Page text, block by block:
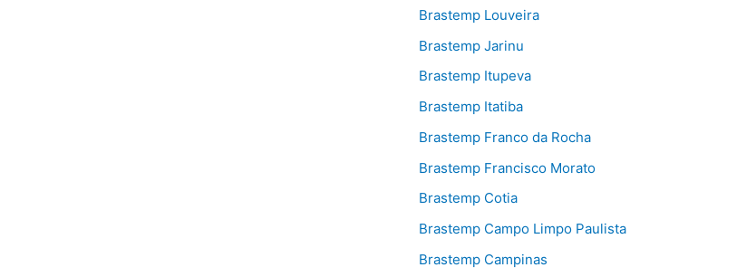
Brastemp Louveira
Brastemp Jarinu
Brastemp Itupeva
Brastemp Itatiba
Brastemp Franco da Rocha
Brastemp Francisco Morato
Brastemp Cotia
Brastemp Campo Limpo Paulista
Brastemp Campinas